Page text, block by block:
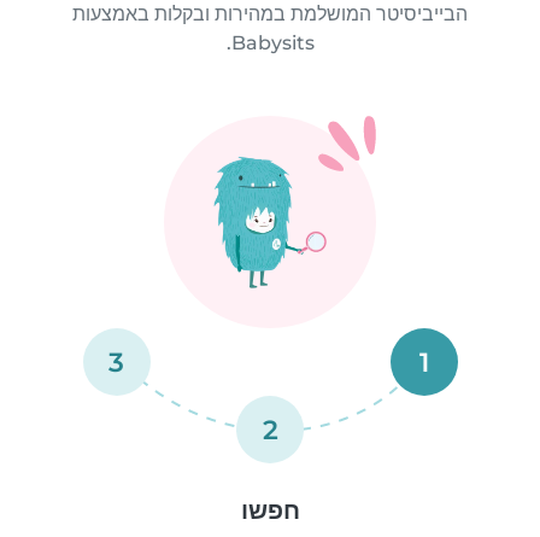
הבייביסיטר המושלמת במהירות ובקלות באמצעות
Babysits.
1
2
3
חפשו